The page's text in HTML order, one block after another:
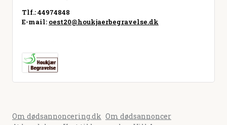
Tlf.: 44974848
E-mail: oest20@houkjaerbegravelse.dk
Om dødsannoncering.dk Om dødsannoncer